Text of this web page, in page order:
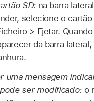
SD:na barra
selecione o
> Ejetar.
da barra lateral,
uma mensagem
ser modificado:o